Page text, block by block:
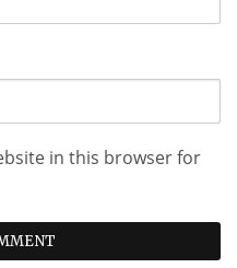
in this browser for